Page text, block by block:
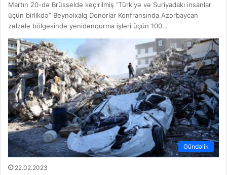
Martın 20-də Brüsseldə keçirilmiş “Türkiyə və Suriyadakı insanlar
üçün birlikdə” Beynəlxalq Donorlar Konfransında Azərbaycan
zəlzələ bölgəsində yenidənqurma işləri üçün 100…
Gündəlik
22.02.2023